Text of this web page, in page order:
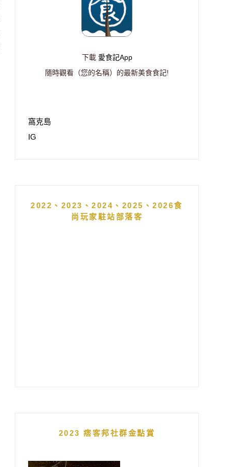
下載 愛食記App
隨時觀看（您的名稱）的最新美食食記!
窩克島
IG
2022、2023、2024、2025、2026食
尚玩家駐站部落客
2023 痞客邦社群金點賞